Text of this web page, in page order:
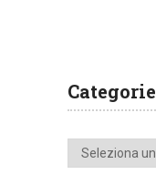
Categorie
Categorie